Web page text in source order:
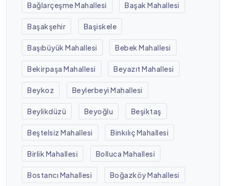
Bağlarçeşme Mahallesi Başak Mahallesi
Başakşehir Başiskele
Başıbüyük Mahallesi Bebek Mahallesi
Bekirpaşa Mahallesi Beyazıt Mahallesi
Beykoz Beylerbeyi Mahallesi
Beylikdüzü Beyoğlu Beşiktaş
Beştelsiz Mahallesi Binkılıç Mahallesi
Birlik Mahallesi Bolluca Mahallesi
Bostancı Mahallesi Boğazköy Mahallesi